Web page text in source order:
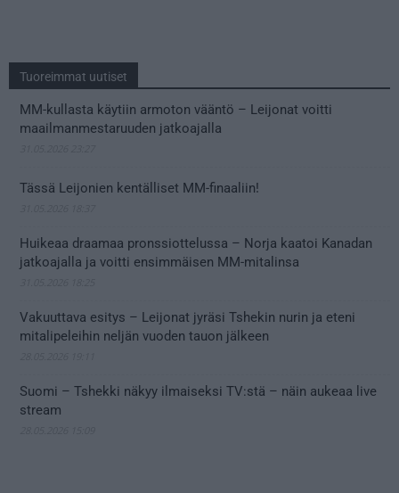
Tuoreimmat uutiset
MM-kullasta käytiin armoton vääntö – Leijonat voitti
maailmanmestaruuden jatkoajalla
Tässä Leijonien kentälliset MM-finaaliin!
Huikeaa draamaa pronssiottelussa – Norja kaatoi Kanadan
jatkoajalla ja voitti ensimmäisen MM-mitalinsa
Vakuuttava esitys – Leijonat jyräsi Tshekin nurin ja eteni
mitalipeleihin neljän vuoden tauon jälkeen
Suomi – Tshekki näkyy ilmaiseksi TV:stä – näin aukeaa live
stream